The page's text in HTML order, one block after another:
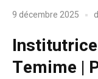
9 décembre 2025
Temime |